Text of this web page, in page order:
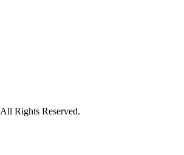
All Rights Reserved.